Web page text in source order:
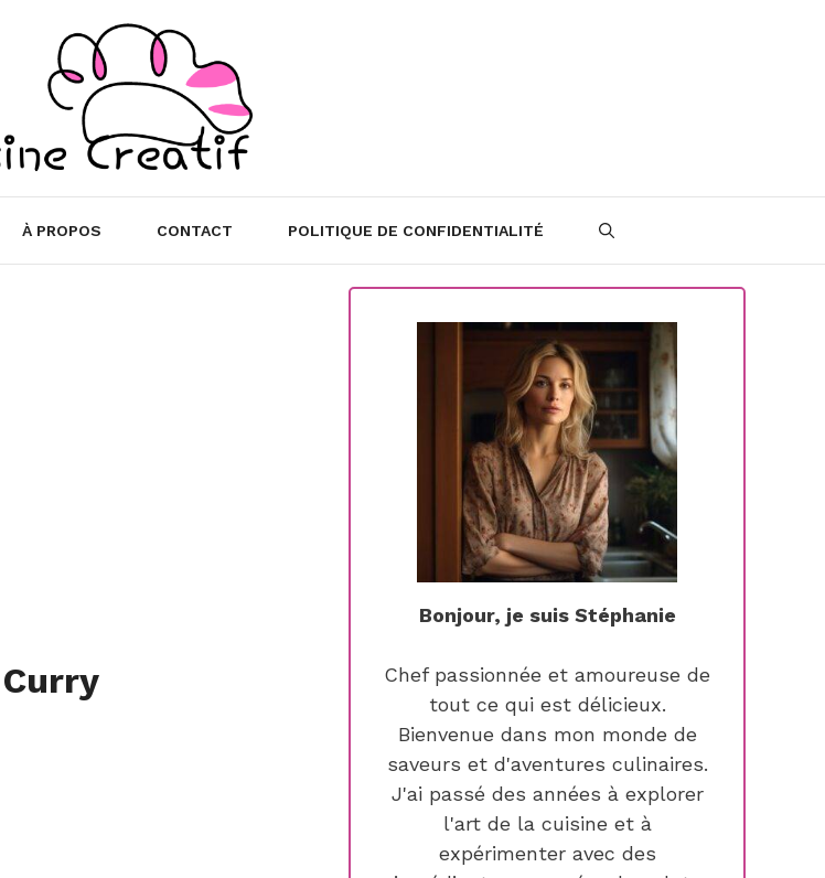
À PROPOS CONTACT POLITIQUE DE CONFIDENTIALITÉ
Bonjour, je suis Stéphanie
Chef passionnée et amoureuse de
tout ce qui est délicieux.
Bienvenue dans mon monde de
saveurs et d'aventures culinaires.
J'ai passé des années à explorer
l'art de la cuisine et à
expérimenter avec des